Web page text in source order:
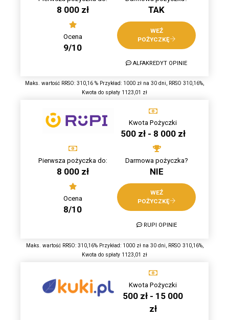
8 000 zł TAK
Ocena
9/10
WEŹ
POŻYCZKĘ
ALFAKREDYT OPINIE
Maks. wartość RRSO: 310,16 % Przykład: 1000 zł na 30 dni, RRSO 310,16%,
Kwota do spłaty 1123,01 zł
Kwota Pożyczki
500 zł - 8 000 zł
Pierwsza pożyczka do:
8 000 zł
Darmowa pożyczka?
NIE
Ocena
8/10
WEŹ
POŻYCZKĘ
RUPI OPINIE
Maks. wartość RRSO: 310,16% Przykład: 1000 zł na 30 dni, RRSO 310,16%,
Kwota do spłaty 1123,01 zł
Kwota Pożyczki
500 zł - 15 000
zł